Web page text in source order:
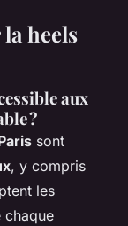
heels
aux
?
sont
, y compris
les
chaque